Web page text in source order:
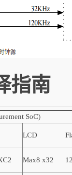
指南
SoC)
LCD
Max8 x32